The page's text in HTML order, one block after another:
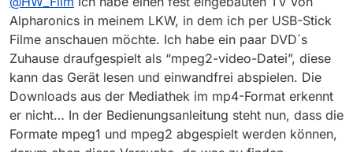
interessant zu wissen, wie die Technik aussieht. Was
für ein TV Gerät wird verwendet und was wird als
Zuspieler benutzt?
Alpharonics in meinem LKW, in dem ich per USB-Stick
Filme anschauen möchte. Ich habe ein paar DVD´s
Zuhause draufgespielt als “mpeg2-video-Datei”, diese
kann das Gerät lesen und einwandfrei abspielen. Die
Downloads aus der Mediathek im mp4-Format erkennt
er nicht… In der Bedienungsanleitung steht nun, dass die
Formate mpeg1 und mpeg2 abgespielt werden können,